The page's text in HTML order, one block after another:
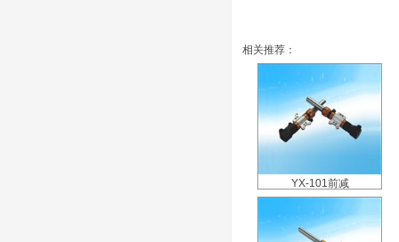
相关推荐：
YX-101前减